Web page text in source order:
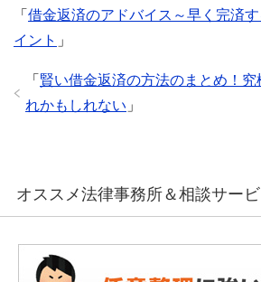
「 借金返済のアドバイス～早く完済
イント 」
「 賢い借金返済の方法のまとめ！究
れかもしれない 」
オススメ法律事務所＆相談サー